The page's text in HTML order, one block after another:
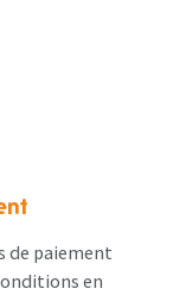
de paiement
en